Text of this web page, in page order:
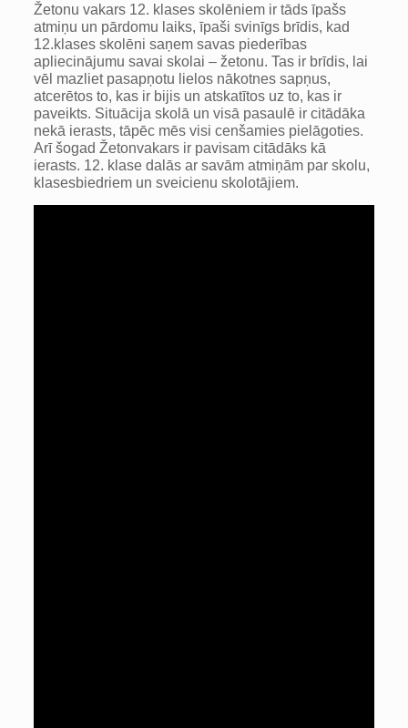
Žetonu vakars 12. klases skolēniem ir tāds īpašs
atmiņu un pārdomu laiks, īpaši svinīgs brīdis, kad
12.klases skolēni saņem savas piederības
apliecinājumu savai skolai – žetonu. Tas ir brīdis, lai
vēl mazliet pasapņotu lielos nākotnes sapņus,
atcerētos to, kas ir bijis un atskatītos uz to, kas ir
paveikts. Situācija skolā un visā pasaulē ir citādāka
nekā ierasts, tāpēc mēs visi cenšamies pielāgoties.
Arī šogad Žetonvakars ir pavisam citādāks kā
ierasts. 12. klase dalās ar savām atmiņām par skolu,
klasesbiedriem un sveicienu skolotājiem.